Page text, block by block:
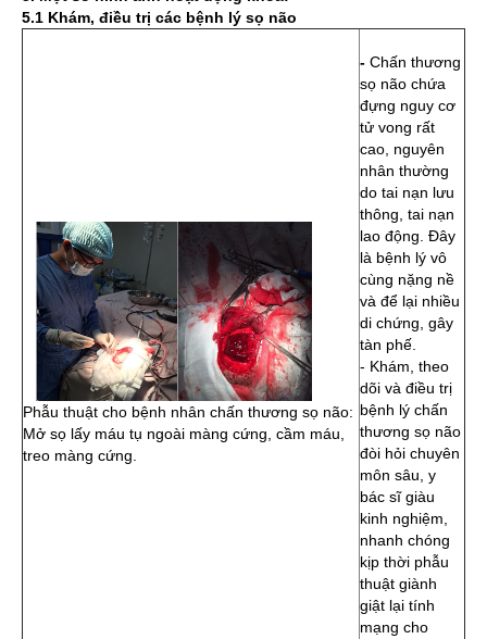
5.1 Khám, điều trị các bệnh lý sọ não
Phẫu thuật cho bệnh nhân chấn thương sọ não:
Mở sọ lấy máu tụ ngoài màng cứng, cầm máu,
treo màng cứng.
- Chấn thương
sọ não chứa
đựng nguy cơ
tử vong rất
cao, nguyên
nhân thường
do tai nạn lưu
thông, tai nạn
lao động. Đây
là bệnh lý vô
cùng nặng nề
và để lại nhiều
di chứng, gây
tàn phế.
- Khám, theo
dõi và điều trị
bệnh lý chấn
thương sọ não
đòi hỏi chuyên
môn sâu, y
bác sĩ giàu
kinh nghiệm,
nhanh chóng
kịp thời phẫu
thuật giành
giật lại tính
mạng cho